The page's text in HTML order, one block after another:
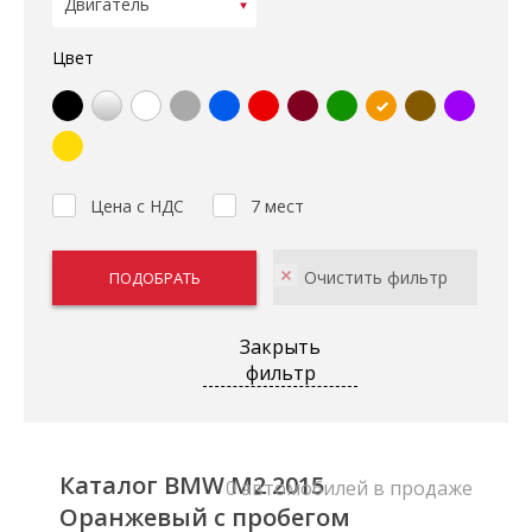
Цвет
Цена с НДС 7 мест
Закрыть
фильтр
Каталог BMW M2 2015
Оранжевый с пробегом
0 автомобилей в продаже